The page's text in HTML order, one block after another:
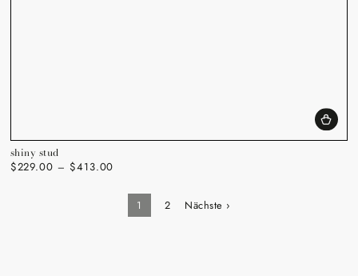
shiny stud
Regulärer
$229.00 $413.00
1 2 Nächste ›